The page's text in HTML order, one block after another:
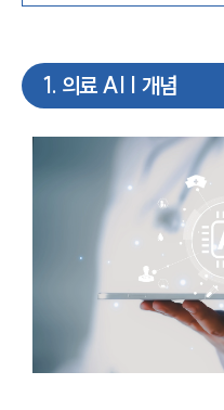
1. 의료 AI | 개념